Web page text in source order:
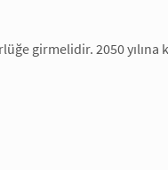
girmelidir. 2050 yılına